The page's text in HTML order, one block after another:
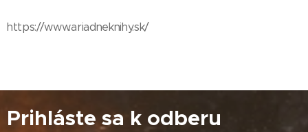
https://www.ariadneknihy.sk/
Prihláste sa k odberu